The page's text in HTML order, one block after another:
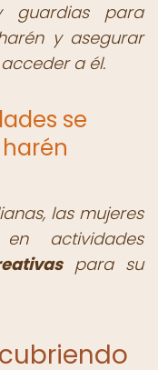
guardias para
y asegurar
a él.
se
las mujeres
actividades
para su